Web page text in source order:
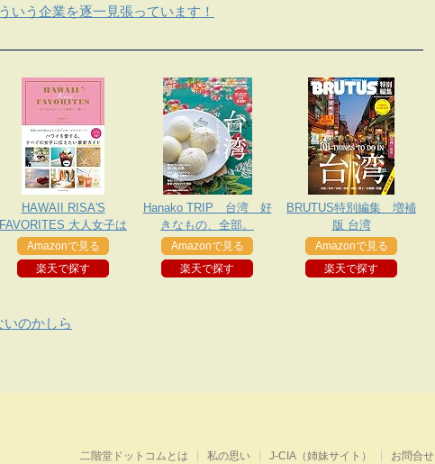
いう企業を逐一見張っています！
HAWAII RISA'S
FAVORITES 大人女子は
ハワイで美味しく美しく
Amazonで見る
楽天で探す
Hanako TRIP 台湾 好
きなもの、全部。
Amazonで見る
楽天で探す
BRUTUS特別編集 増補
版 台湾
Amazonで見る
楽天で探す
のかしら
二階堂ドットコムとは 私の思い J-CIA（姉妹サイト） お問合せ